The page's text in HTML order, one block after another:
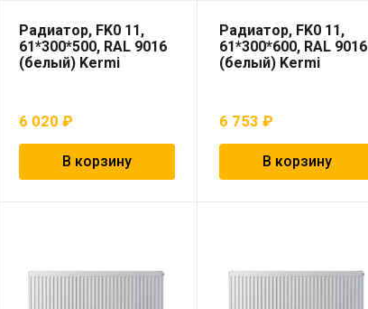
Радиатор, FK0 11,
61*300*500, RAL 9016
(белый) Kermi
6 020 ₽
В корзину
Радиатор, FK0 11,
61*300*600, RAL 9016
(белый) Kermi
6 753 ₽
В корзину